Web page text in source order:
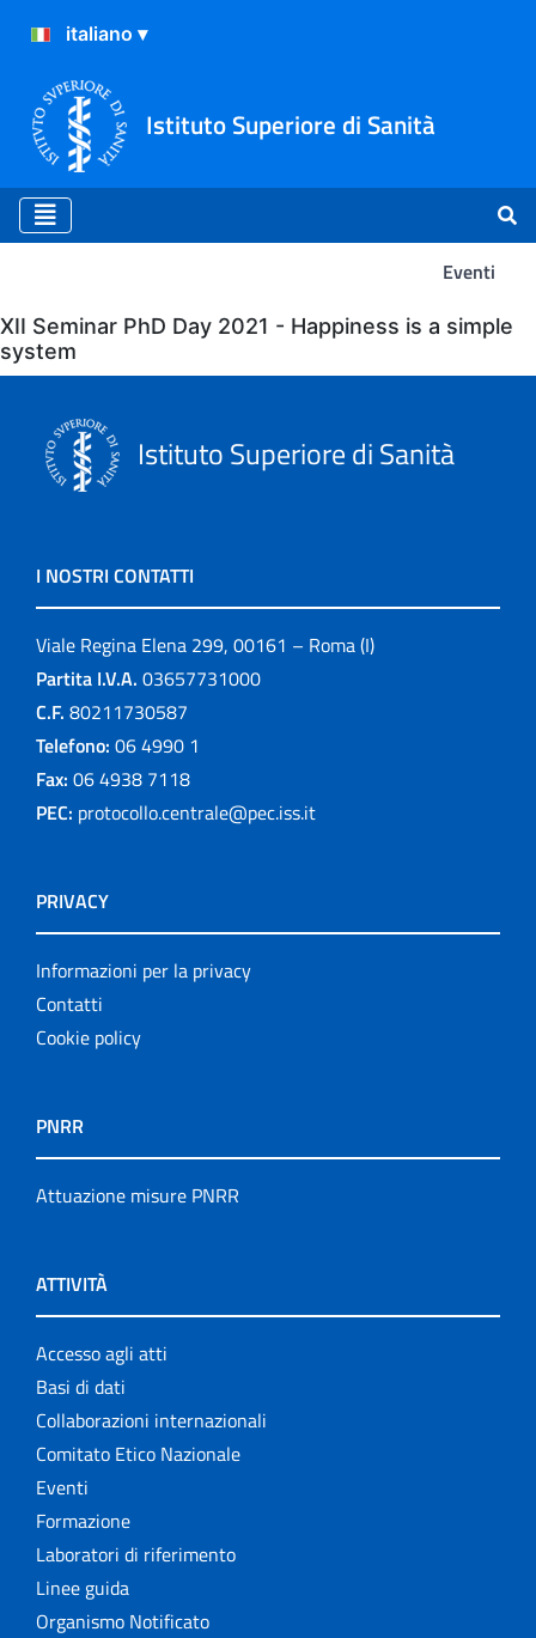
Istituto Superiore di Sanità
Eventi
Eventi
XII Seminar PhD Day 2021 - Happiness is a simple
system
Istituto Superiore di Sanità
I NOSTRI CONTATTI
Viale Regina Elena 299, 00161 – Roma (I)
Partita I.V.A. 03657731000
C.F. 80211730587
Telefono: 06 4990 1
Fax: 06 4938 7118
PEC: protocollo.centrale@pec.iss.it
PRIVACY
Informazioni per la privacy
Contatti
Cookie policy
PNRR
Attuazione misure PNRR
ATTIVITÀ
Accesso agli atti
Basi di dati
Collaborazioni internazionali
Comitato Etico Nazionale
Eventi
Formazione
Laboratori di riferimento
Linee guida
Organismo Notificato